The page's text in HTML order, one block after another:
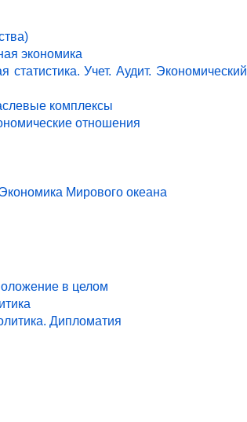
экономика
Учет. Аудит. Экономический
комплексы
отношения
Мирового океана
в целом
Дипломатия